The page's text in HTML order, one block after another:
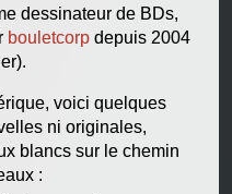
dessinateur de BDs,
bouletcorpdepuis 2004
voici quelques
ni originales,
blancs sur le chemin
: